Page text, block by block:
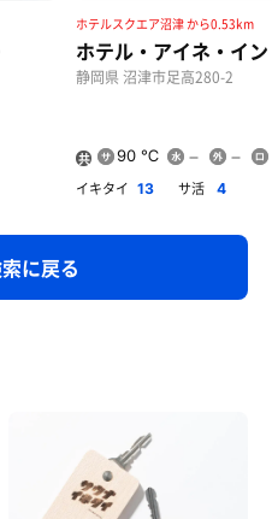
ホテルスクエア沼津 から0.53km
ホテル・アイネ・イン
静岡県 沼津市足高280-2
共
90 ℃
イキタイ 13 サ活 4
に戻る